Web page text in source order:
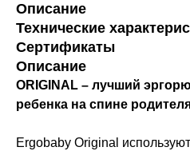
Описание
Технические
Сертификаты
Описание
ORIGINAL – лучший
ребенка на спине
Ergobaby Original